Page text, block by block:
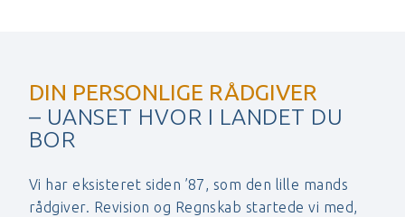
DIN PERSONLIGE RÅDGIVER
– UANSET HVOR I LANDET DU
BOR
Vi har eksisteret siden ’87, som den lille mands
rådgiver. Revision og Regnskab startede vi med,